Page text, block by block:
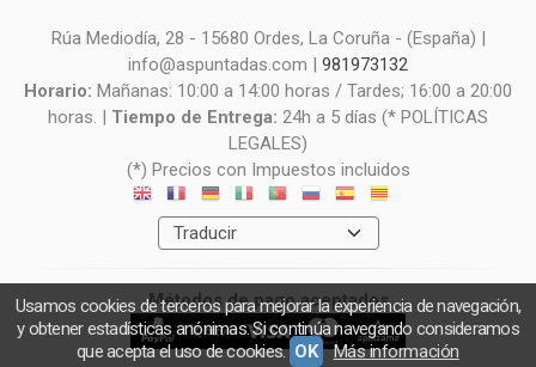
Rúa Mediodía, 28 - 15680 Ordes, La Coruña - (España) |
info@aspuntadas.com | 981973132
Horario: Mañanas: 10:00 a 14:00 horas / Tardes; 16:00 a 20:00
horas. | Tiempo de Entrega: 24h a 5 días (* POLÍTICAS
LEGALES)
(*) Precios con Impuestos incluidos
Métodos de pago aceptados
Usamos cookies de terceros para mejorar la experiencia de navegación,
y obtener estadísticas anónimas. Si continúa navegando consideramos
que acepta el uso de cookies. OK Más información